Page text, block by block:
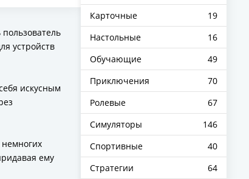
устройств
искусным
немногих
ему
Карточные
19
Настольные
16
Обучающие
49
Приключения
70
Ролевые
67
Симуляторы
146
Спортивные
40
Стратегии
64